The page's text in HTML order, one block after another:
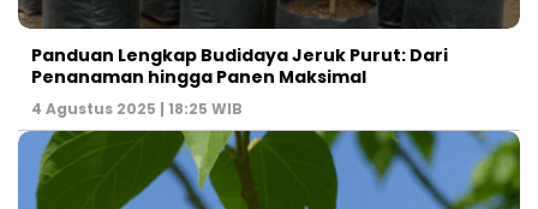
Panduan Lengkap Budidaya Jeruk Purut: Dari
Penanaman hingga Panen Maksimal
4 Agustus 2025 | 18:25 WIB